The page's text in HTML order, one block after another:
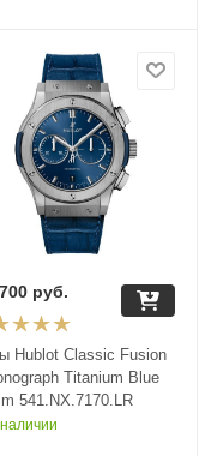
Hublot Classic Fusion
Titanium Blue
541.NX.7170.LR
руб.